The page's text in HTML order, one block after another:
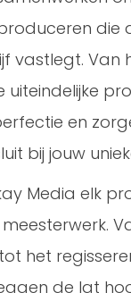
die
vastlegt. Van
en
bij jouw
Media elk
het
de lat